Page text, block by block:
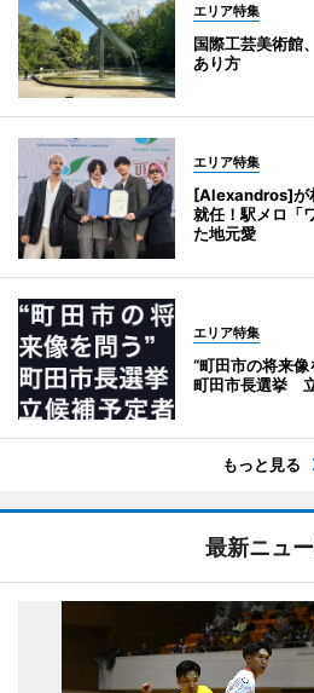
エリア特集
国際工芸美術館
あり方
エリア特集
[Alexandros]が
就任！駅メロ「
た地元愛
エリア特集
“町田市の将来像
町田市長選挙
もっと見る
最新ニュ